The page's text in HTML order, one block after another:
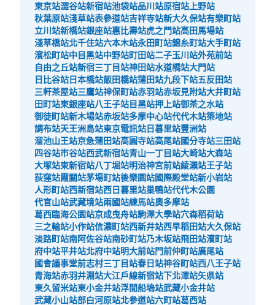
東京站澀谷站新宿站池袋站品川站原宿站 上野站
秋葉原站淺草站表參道站吉祥寺站新大久保站有樂町站
立川站新橋站銀座站惠比壽站虎之門站高田馬場站
淺草橋站北千住站六本木站永田町站錦糸町站大手町站
濱松町站中目黑站中野站町田站二子玉川站外苑前站
自由之丘站新宿三丁目站神田站水道橋站大門站
日比谷站日本橋站飯田橋站蒲田站九段下站五反田站
三軒茶屋站三鷹站神保町站赤羽站赤坂見附站大井町站
田町站東銀座站八王子站目黑站押上站御茶之水站
御徒町站新木場站赤坂站多摩中心站代代木站築地站
調布站天王洲島站東京電訊站日暮里站豐洲站
溜池山王站京急蒲田站高圓寺站高尾站國分寺站三田站
四谷站市谷站西武新宿站青山一丁目站大崎站大森站
大塚站東新宿站八丁堀站明治神宮前站綾瀨站王子站
荻窪站霞關站茅場町站後樂園站國際殿堂站新小岩站
人形町站西新宿站西日暮里站巢鴨站代代木公園
代官山站武藏境站兩國站練馬站奧多摩站
葛西臨海公園站京成曳舟站駒澤大學站穴森稻荷站
三之輪站小作站信濃町站西新井站西早稻田站大久保站
淡路町站南阿佐谷站南砂町站乃木坂站飛田站濱町站
府中站平井站北府中站明大前站門前仲町站廣尾站
國會議事堂前志村三丁目站春日站神谷町站西八王子站
青海站赤羽井淵站大江戶線新宿站下北澤站矢県站
東久留米站東小金井站浮間船塢站武藏小金井站
武藏小山站部白河原站北參道站六町站葛西站